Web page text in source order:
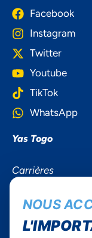
Facebook
Instagram
Twitter
Youtube
TikTok
WhatsApp
Yas Togo
Carrières
Axian Telecom
NOUS